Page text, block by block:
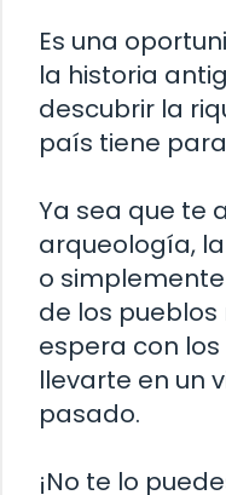
Es una
la historia
descubrir la
país tiene
Ya sea que te
arqueología,
o
de los
espera con
llevarte en un
pasado.
¡No te lo